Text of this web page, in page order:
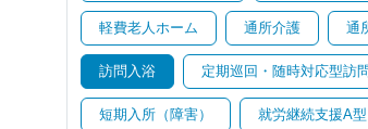
軽費老人ホーム 通所介護 通
訪問入浴 定期巡回・随時対応型訪
短期入所（障害） 就労継続支援A型